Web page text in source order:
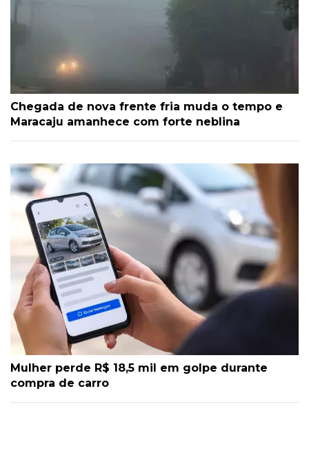
Chegada de nova frente fria muda o tempo e
Maracaju amanhece com forte neblina
Mulher perde R$ 18,5 mil em golpe durante
compra de carro